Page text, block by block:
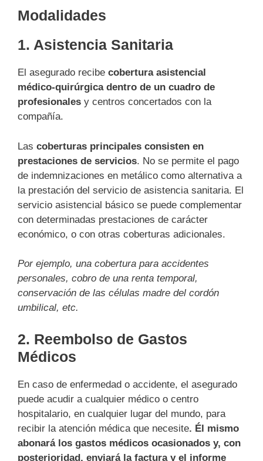
Modalidades
1. Asistencia Sanitaria
El asegurado recibe cobertura asistencial
médico-quirúrgica dentro de un cuadro de
profesionales y centros concertados con la
compañía.
Las coberturas principales consisten en
prestaciones de servicios. No se permite el pago
de indemnizaciones en metálico como alternativa a
la prestación del servicio de asistencia sanitaria. El
servicio asistencial básico se puede complementar
con determinadas prestaciones de carácter
económico, o con otras coberturas adicionales.
Por ejemplo, una cobertura para accidentes
personales, cobro de una renta temporal,
conservación de las células madre del cordón
umbilical, etc.
2. Reembolso de Gastos
Médicos
En caso de enfermedad o accidente, el asegurado
puede acudir a cualquier médico o centro
hospitalario, en cualquier lugar del mundo, para
recibir la atención médica que necesite. Él mismo
abonará los gastos médicos ocasionados y, con
posterioridad, enviará la factura y el informe